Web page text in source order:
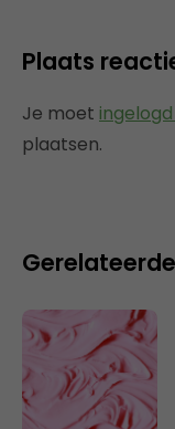
Plaats
Je moet
plaatsen.